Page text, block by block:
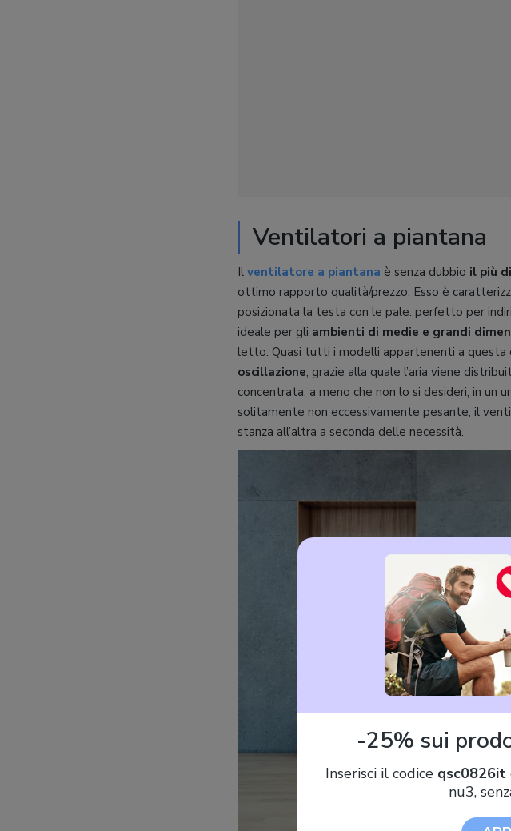
Ventilatori a piantana
Il ventilatore a piantana è senza dubbio il più
ottimo rapporto qualità/prezzo. Esso è
posizionata la testa con le pale: perfetto per
ideale per gli ambienti di medie e grandi
letto. Quasi tutti i modelli appartenenti a questa
oscillazione, grazie alla quale l’aria viene
concentrata, a meno che non lo si desideri, in un
solitamente non eccessivamente pesante, il
stanza all’altra a seconda delle necessità.
-25% sui
Inserisci il codice qsc0826it
nu3,